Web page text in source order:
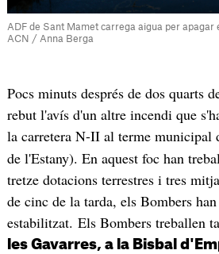
ADF de Sant Mamet carrega aigua per apagar
ACN / Anna Berga
Pocs minuts després de dos quarts
rebut l'avís d'un altre incendi que
la carretera N-II al terme municipal
de l'Estany). En aquest foc han
tretze dotacions terrestres i tres
de cinc de la tarda, els Bombers
estabilitzat. Els Bombers treballen
les Gavarres, a laBisbal